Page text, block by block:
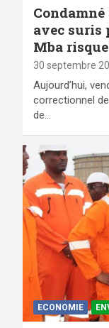
avec suris
Mba
30 septembre
Aujourd’hui,
correctionnel
de…
ECONOMIE